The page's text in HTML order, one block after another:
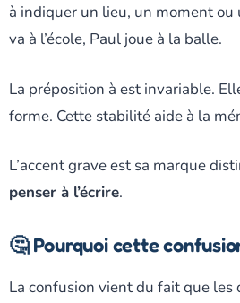
à indiquer un lieu, un moment ou
va à l’école, Paul joue à la balle.
La préposition à est invariable.
forme. Cette stabilité aide à la
L’accent grave est sa marque
penser à l’écrire.
🤔 Pourquoi cette
La confusion vient du fait que les